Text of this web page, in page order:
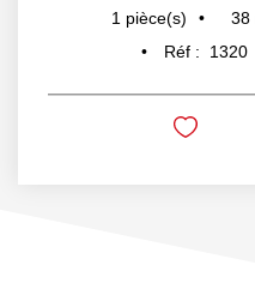
1 pièce(s) 38
Réf :
1320